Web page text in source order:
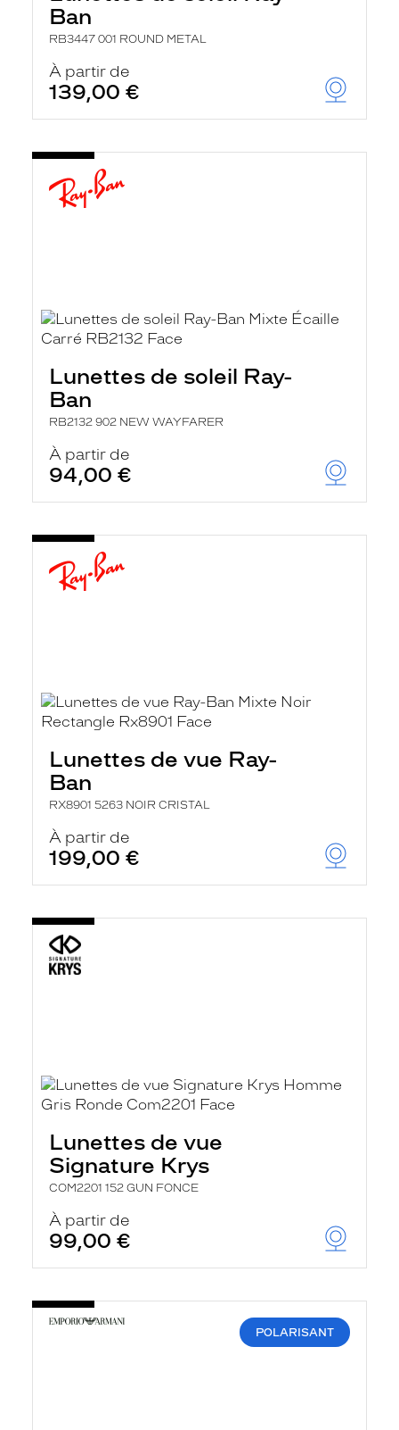
Ban
RB3447 001 ROUND METAL
À partir de
139,00 €
Lunettes de soleil Ray-
Ban
RB2132 902 NEW WAYFARER
À partir de
94,00 €
Lunettes de vue Ray-
Ban
RX8901 5263 NOIR CRISTAL
À partir de
199,00 €
Lunettes de vue
Signature Krys
COM2201 152 GUN FONCE
À partir de
99,00 €
POLARISANT